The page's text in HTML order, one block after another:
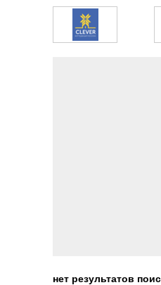
нет результатов